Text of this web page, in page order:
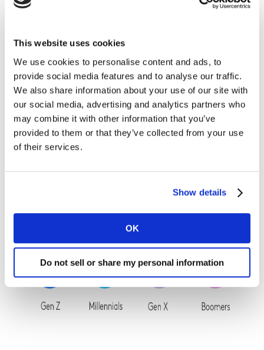
This website uses cookies
We use cookies to personalise content and ads, to
provide social media features and to analyse our traffic.
We also share information about your use of our site with
our social media, advertising and analytics partners who
may combine it with other information that you’ve
provided to them or that they’ve collected from your use
of their services.
Show details
OK
Do not sell or share my personal information